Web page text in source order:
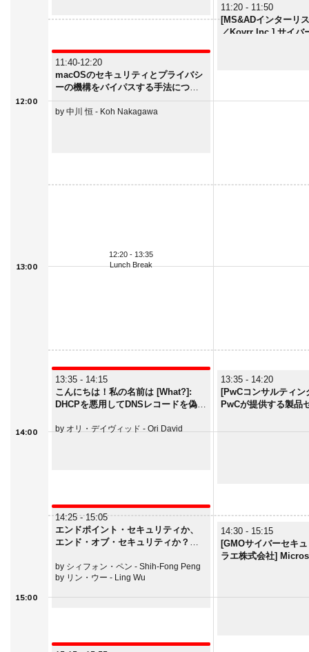
12:00
13:00
14:00
15:00
11:40-12:20
macOSのセキュリティとプライバシ
ーの機構をバイパスする手法につい
て: Gatekeeper から System
Integrity Protection まで
by 中川 恒 - Koh Nakagawa
12:20 - 13:35
Lunch Break
13:35 - 14:15
こんにちは！私の名前は [What?]:
DHCPを悪用してDNSレコードを偽装
by オリ・デイヴィッド - Ori David
14:25 - 15:05
エンドポイント・セキュリティか、
エンド・オブ・セキュリティか？
by シィフォン・ペン - Shih-Fong Peng
by リン・ウー - Ling Wu
11:20 - 11:50
[MS&ADインターリ
／Kovrr Inc.] サイバ
13:35 - 14:20
[PwCコンサルティン
PwCが提供する製品
14:30 - 15:15
[GMOサイバーセキ
ラエ株式会社]